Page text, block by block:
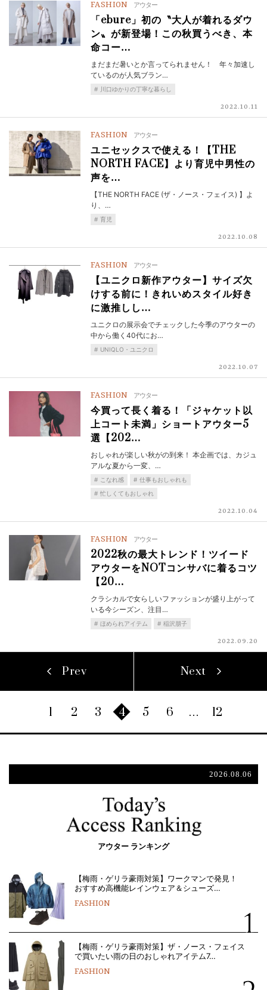
FASHION アウター
「ebure」初の〝大人が着れるダウ
ン〟が新登場！この秋買うべき、本
命コー…
まだまだ暑いとか言ってられません！ 年々加速し
ているのが人気ブラン…
川口ゆかりの丁寧な暮らし
2022.10.11
FASHION アウター
ユニセックスで使える！【THE
NORTH FACE】より育児中男性の
声を…
【THE NORTH FACE (ザ・ノース・フェイス) 】よ
り、…
育児
2022.10.08
FASHION アウター
【ユニクロ新作アウター】サイズ欠
けする前に！きれいめスタイル好き
に激推しし…
ユニクロの展示会でチェックした今季のアウターの
中から働く40代にお…
UNIQLO・ユニクロ
2022.10.07
FASHION アウター
今買って長く着る！「ジャケット以
上コート未満」ショートアウター5
選【202…
おしゃれが楽しい秋がの到来！ 本企画では、カジュ
アルな夏から一変、…
こなれ感
仕事もおしゃれも
忙しくてもおしゃれ
2022.10.04
FASHION アウター
2022秋の最大トレンド！ツイード
アウターをNOTコンサバに着るコツ
【20…
クラシカルで女らしいファッションが盛り上がって
いる今シーズン、注目…
ほめられアイテム 稲沢朋子
2022.09.20
Prev
1 2 3 4 5 6 … 12
Next
2026.08.06
アウター ランキング
【梅雨・ゲリラ豪雨対策】ワークマンで発見！
おすすめ高機能レインウェア＆シューズ…
FASHION
【梅雨・ゲリラ豪雨対策】ザ・ノース・フェイス
で買いたい雨の日のおしゃれアイテム7…
FASHION